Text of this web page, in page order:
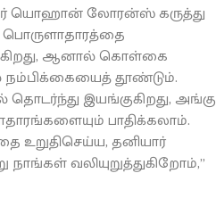
யொஹான் லோரன்ஸ் கருத்து
பொருளாதாரத்தை
ஆனால் கொள்கை
நம்பிக்கையைத் தூண்டும்.
இயங்குகிறது, அங்கு
பாதிக்கலாம்.
உறுதிசெய்ய, தனியார்
வலியுறுத்துகிறோம்,”